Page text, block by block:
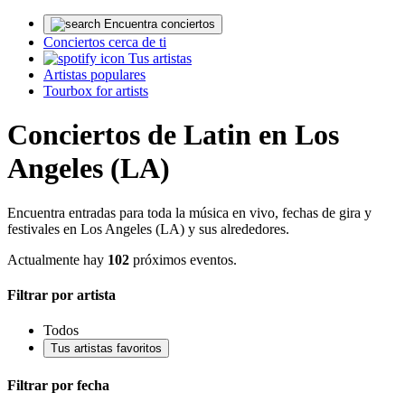
Encuentra conciertos
Conciertos cerca de ti
Tus artistas
Artistas populares
Tourbox for artists
Conciertos de Latin en Los
Angeles (LA)
Encuentra entradas para toda la música en vivo, fechas de gira y
festivales en Los Angeles (LA) y sus alrededores.
Actualmente hay 102 próximos eventos.
Filtrar por artista
Todos
Tus artistas favoritos
Filtrar por fecha